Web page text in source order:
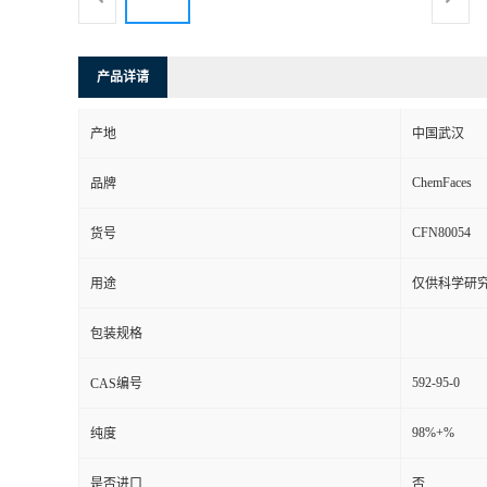
产品详请
产地 中国武汉
品牌 ChemFaces
货号 CFN80054
用途 仅供科学研
包装规格
CAS编号 592-95-0
纯度 98%+%
是否进口 否